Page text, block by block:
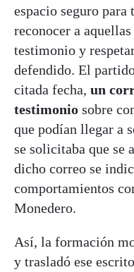
espacio seguro para
reconocer a
testimonio y
defendido. El
citada fecha, un
testimonio sobre
que podían llegar a
se solicitaba que se
dicho correo se
comportamientos
Monedero.
Así, la formación
y trasladó ese